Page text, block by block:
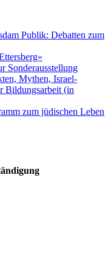
Publik: Debatten zum
Sonderausstellung
Mythen, Israel-
Bildungsarbeit (in
zum jüdischen Leben